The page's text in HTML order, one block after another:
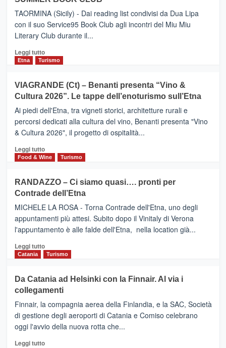
Meta
turistica
privilegiata
secondo
dati
di
Anche
la
Alcantara
nei
primi
nella
classifica
TAORMINA (Sicily) - Dai reading list condivisi da Dua Lipa
con il suo Service95 Book Club agli incontri del Miu Miu
Literary Club durante il...
Leggi tuttoLeggi
di
IL
SAN
DOMENICO
PALACE
TAORMINA,
UN
HOTEL
FOUR
IL
NUOVO
SUMMER
CLUB
Etna Turismo
VIAGRANDE (Ct) – Benanti presenta “Vino &
Cultura 2026”. Le tappe dell’enoturismo sull’Etna
Ai piedi dell'Etna, tra vigneti storici, architetture rurali e
percorsi dedicati alla cultura del vino, Benanti presenta "Vino
& Cultura 2026", il progetto di ospitalità...
Leggi tuttoLeggi
di
VIAGRANDE
(Ct)
–
Benanti
presenta
“Vino
&
Cultura
tappe
dell’enoturismo
Food & Wine Turismo
RANDAZZO – Ci siamo quasi…. pronti per
Contrade dell’Etna
MICHELE LA ROSA - Torna Contrade dell'Etna, uno degli
appuntamenti più attesi. Subito dopo il Vinitaly di Verona
l'appuntamento è alle falde dell'Etna, nella location già...
Leggi tuttoLeggi
di
RANDAZZO
–
Ci
siamo
quasi….
pronti
per
Catania Turismo
Da Catania ad Helsinki con la Finnair. Al via i
collegamenti
Finnair, la compagnia aerea della Finlandia, e la SAC, Società
di gestione degli aeroporti di Catania e Comiso celebrano
oggi l'avvio della nuova rotta che...
Leggi tuttoLeggi